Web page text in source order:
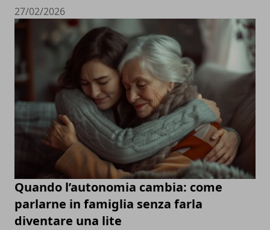
27/02/2026
Quando l’autonomia cambia: come
parlarne in famiglia senza farla
diventare una lite